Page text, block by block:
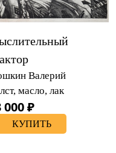
Валерий
масло, лак
000 ₽
КУПИТЬ